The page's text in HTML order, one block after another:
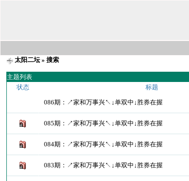
太阳二坛» 搜索
主题列表
状态
标题
086期：↗家和万事兴↖↓单双中↓胜券在握
085期：↗家和万事兴↖↓单双中↓胜券在握
084期：↗家和万事兴↖↓单双中↓胜券在握
083期：↗家和万事兴↖↓单双中↓胜券在握